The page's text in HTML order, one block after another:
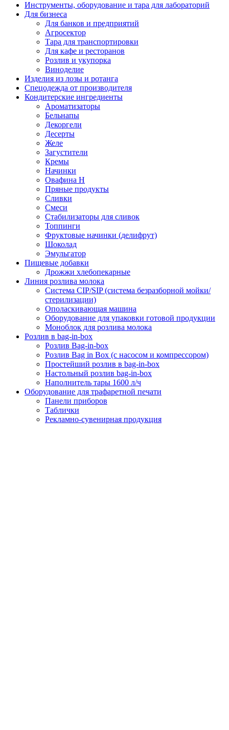
Инструменты, оборудование и тара для лабораторий
Для бизнеса
Для банков и предприятий
Агросектор
Тара для транспортировки
Для кафе и ресторанов
Розлив и укупорка
Виноделие
Изделия из лозы и ротанга
Спецодежда от производителя
Кондитерские ингредиенты
Ароматизаторы
Бельнапы
Декоргели
Десерты
Желe
Загустители
Кремы
Начинки
Овафина Н
Пряные продукты
Сливки
Смеси
Стабилизаторы для сливок
Топпинги
Фруктовые начинки (делифрут)
Шоколад
Эмульгатор
Пищевые добавки
Дрожжи хлебопекарные
Линия розлива молока
Система CIP/SIP (система безразборной мойки/
стерилизации)
Ополаскивающая машина
Оборудование для упаковки готовой продукции
Моноблок для розлива молока
Розлив в bag-in-box
Розлив Bag-in-box
Розлив Bag in Box (с насосом и компрессором)
Простейший розлив в bag-in-box
Настольный розлив bag-in-box
Наполнитель тары 1600 л/ч
Оборудование для трафаретной печати
Панели приборов
Таблички
Рекламно-сувенирная продукция